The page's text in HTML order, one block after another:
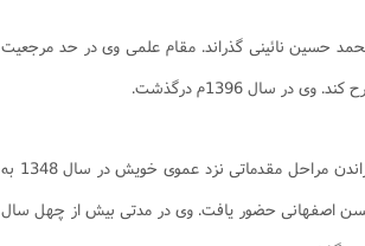
حسین نائینی گذراند. مقام علمی وی در حد مرجعیت
سال 1396م درگذشت.
در سال 1316م دریکی از روستاهای بادکوبه به دنیا آمد. پس از گذراندن مراحل مقدماتی نزد عموی خویش در سال 1348 به
اصفهانی حضور یافت. وی در مدتی بیش از چهل سال